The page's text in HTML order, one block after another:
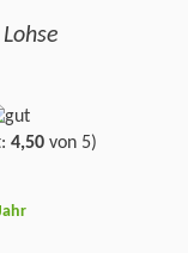
4,50 von 5)